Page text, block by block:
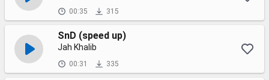
00:35 315
SnD (speed up)
Jah Khalib
00:31 335